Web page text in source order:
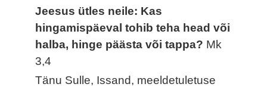
Jeesus ütles neile: Kas
hingamispäeval tohib teha head või
halba, hinge päästa või tappa? Mk
3,4
Tänu Sulle, Issand, meeldetuletuse